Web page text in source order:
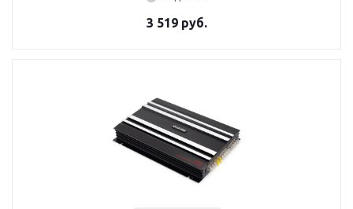
3 519 руб.